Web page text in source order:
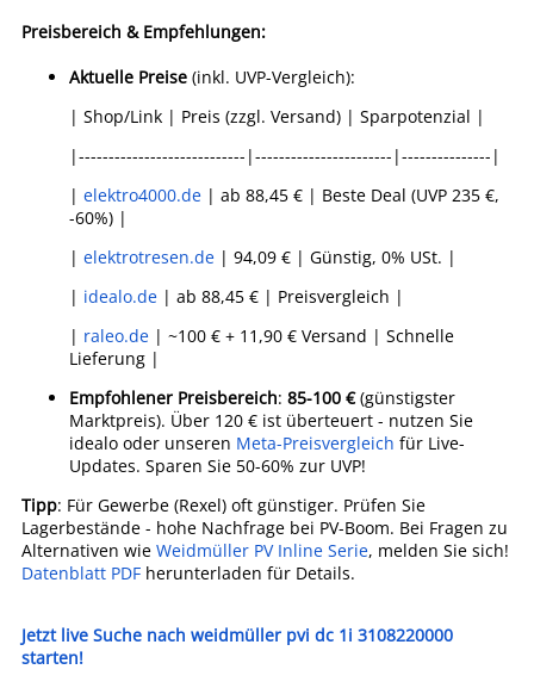
Preisbereich & Empfehlungen:
Aktuelle Preise (inkl. UVP-Vergleich):
| Shop/Link | Preis (zzgl. Versand) | Sparpotenzial |
|----------------------------|-----------------------|---------------|
| elektro4000.de | ab 88,45 € | Beste Deal (UVP 235 €,
-60%) |
| elektrotresen.de | 94,09 € | Günstig, 0% USt. |
| idealo.de | ab 88,45 € | Preisvergleich |
| raleo.de | ~100 € + 11,90 € Versand | Schnelle
Lieferung |
Empfohlener Preisbereich: 85-100 €(günstigster
Marktpreis). Über 120 € ist überteuert - nutzen Sie
idealo oder unseren Meta-Preisvergleich für Live-
Updates. Sparen Sie 50-60% zur UVP!
Tipp: Für Gewerbe (Rexel) oft günstiger. Prüfen Sie
Lagerbestände - hohe Nachfrage bei PV-Boom. Bei Fragen zu
Alternativen wie Weidmüller PV Inline Serie, melden Sie sich!
Datenblatt PDF herunterladen für Details.
Jetzt live Suche nach weidmüller pvi dc 1i 3108220000
starten!